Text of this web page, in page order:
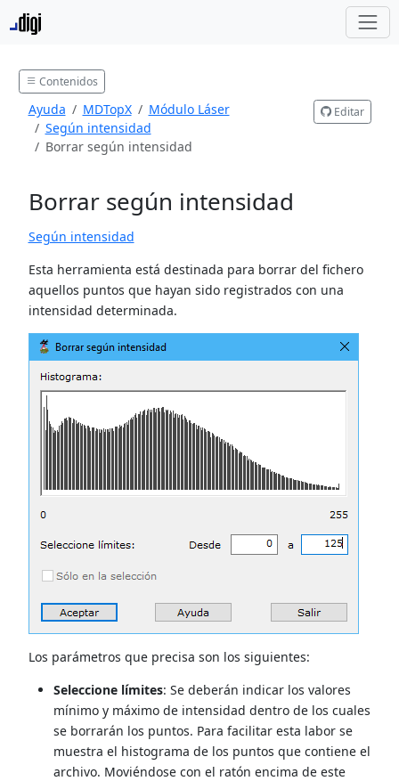
Contenidos
Ayuda MDTopX
Módulo Láser
Según intensidad
Borrar según intensidad
Editar
Borrar según intensidad
Según intensidad
Esta herramienta está destinada para borrar del fichero
aquellos puntos que hayan sido registrados con una
intensidad determinada.
Los parámetros que precisa son los siguientes:
Seleccione límites: Se deberán indicar los valores
mínimo y máximo de intensidad dentro de los cuales
se borrarán los puntos. Para facilitar esta labor se
muestra el histograma de los puntos que contiene el
archivo. Moviéndose con el ratón encima de este